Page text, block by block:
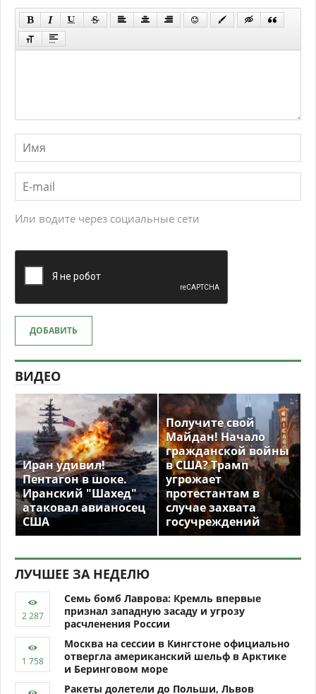
Или водите через социальные сети
ДОБАВИТЬ
ВИДЕО
Иран удивил!
Пентагон в шоке.
Иранский "Шахед"
атаковал авианосец
США
Получите свой
Майдан! Начало
гражданской войны
в США? Трамп
угрожает
протестантам в
случае захвата
госучреждений
ЛУЧШЕЕ ЗА НЕДЕЛЮ
Семь бомб Лаврова: Кремль впервые
признал западную засаду и угрозу
расчленения России
Москва на сессии в Кингстоне официально
отвергла американский шельф в Арктике
и Беринговом море
Ракеты долетели до Польши, Львов